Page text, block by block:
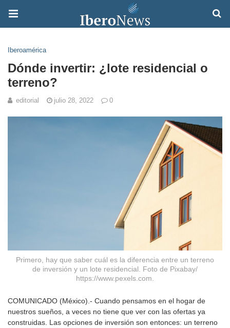
Iberoamérica
Dónde invertir: ¿lote residencial o
terreno?
editorial julio 28, 2022 0
Primero, hay que saber cuál es la diferencia entre un terreno
de inversión y un lote residencial. Foto de Pixabay/
https://www.pexels.com.
COMUNICADO (México).- Cuando pensamos en el hogar de
nuestros sueños, a veces no tiene que ver con las ofertas ya
construidas. Las opciones de inversión son entonces: un terreno